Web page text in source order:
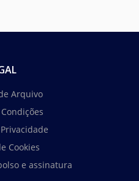
Arquivo
Cookies
e assinatura